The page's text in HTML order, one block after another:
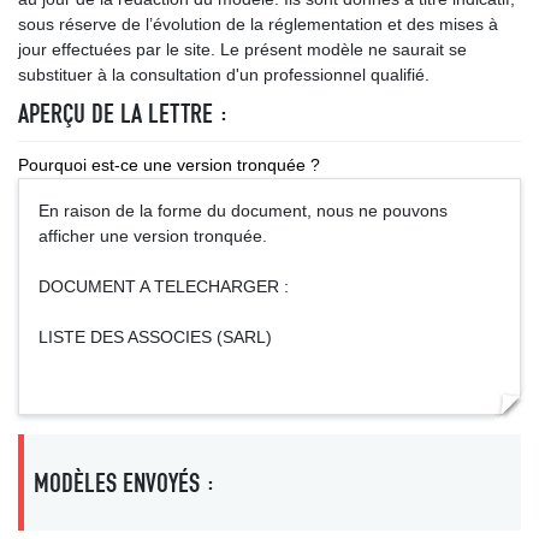
sous réserve de l’évolution de la réglementation et des mises à
jour effectuées par le site. Le présent modèle ne saurait se
substituer à la consultation d'un professionnel qualifié.
APERÇU DE LA LETTRE :
Pourquoi est-ce une version tronquée ?
En raison de la forme du document, nous ne pouvons
afficher une version tronquée.
DOCUMENT A TELECHARGER :
LISTE DES ASSOCIES (SARL)
MODÈLES ENVOYÉS :